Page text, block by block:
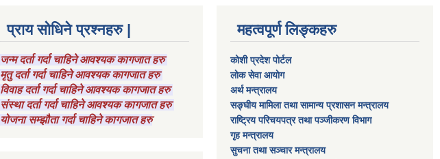
प्राय सोधिने प्रश्नहरु |
जन्म दर्ता गर्दा चाहिने आवश्यक कागजात हरु
मृतु दर्ता गर्दा चाहिने आवश्यक कागजात हरु
विवाह दर्ता गर्दा चाहिने आवश्यक कागजात हरु
संस्था दर्ता गर्दा चाहिने आवश्यक कागजात हरु
योजना सम्झौता गर्दा चाहिने कागजात हरु
महत्वपूर्ण लिङ्कहरु
कोशी प्रदेश पोर्टल
लाेक सेवा आयाेग
अर्थ मन्त्रालय
सङ्घीय मामिला तथा सामान्य प्रशासन मन्त्रालय
राष्‍ट्रिय परिचयपत्र तथा पञ्‍जीकरण विभाग
गृह मन्त्रालय
सुचना तथा सञ्चार मन्त्रालय